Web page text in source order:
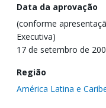
Data da aprovação
(conforme
Executiva)
17 de setembro de
Região
América Latina e